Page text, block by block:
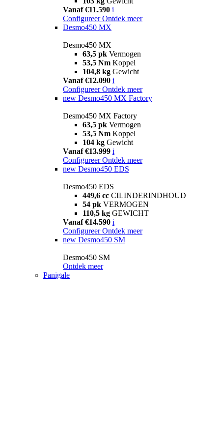
Vanaf €11.590 i
Configureer Ontdek meer
Desmo450 MX
Desmo450 MX
63,5 pk Vermogen
53,5 Nm Koppel
104,8 kg Gewicht
Vanaf €12.090 i
Configureer Ontdek meer
new Desmo450 MX Factory
Desmo450 MX Factory
63,5 pk Vermogen
53,5 Nm Koppel
104 kg Gewicht
Vanaf €13.999 i
Configureer Ontdek meer
new Desmo450 EDS
Desmo450 EDS
449,6 cc CILINDERINDHOUD
54 pk VERMOGEN
110,5 kg GEWICHT
Vanaf €14.590 i
Configureer Ontdek meer
new Desmo450 SM
Desmo450 SM
Ontdek meer
Panigale